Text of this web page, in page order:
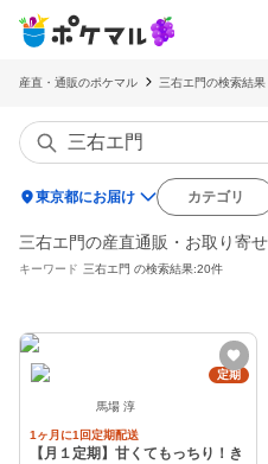
産直・通販のポケマル 三右エ門の検索結果
location_on東京都にお届け カテゴリ
三右エ門の産直通販・お取り寄
キーワード 三右エ門 の検索結果:20件
定期
馬場 淳
1ヶ月に1回定期配送
【月１定期】甘くてもっちり！き